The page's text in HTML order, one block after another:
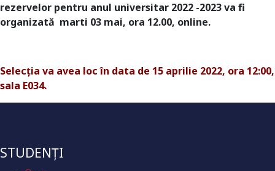
rezervelor pentru anul universitar 2022 -2023 va fi
organizată marti 03 mai, ora 12.00, online.
Selecția va avea loc în data de 15 aprilie 2022, ora 12:00,
sala E034.
STUDENȚI